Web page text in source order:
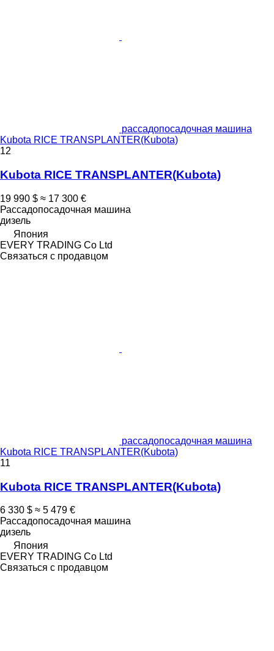
рассадопосадочная машина
Kubota RICE TRANSPLANTER(Kubota)
12
Kubota RICE TRANSPLANTER(Kubota)
19 990 $ ≈ 17 300 €
Рассадопосадочная машина
дизель
Япония
EVERY TRADING Co Ltd
Связаться с продавцом
рассадопосадочная машина
Kubota RICE TRANSPLANTER(Kubota)
11
Kubota RICE TRANSPLANTER(Kubota)
6 330 $ ≈ 5 479 €
Рассадопосадочная машина
дизель
Япония
EVERY TRADING Co Ltd
Связаться с продавцом